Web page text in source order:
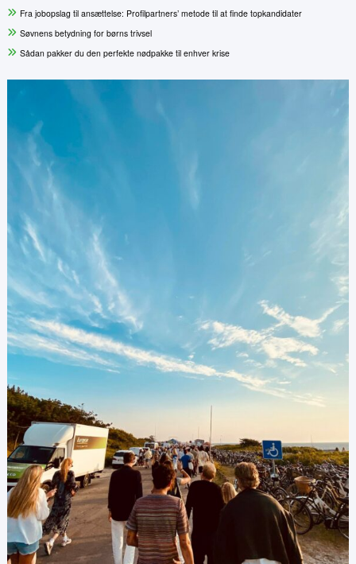
Fra jobopslag til ansættelse: Profilpartners’ metode til at finde topkandidater
Søvnens betydning for børns trivsel
Sådan pakker du den perfekte nødpakke til enhver krise